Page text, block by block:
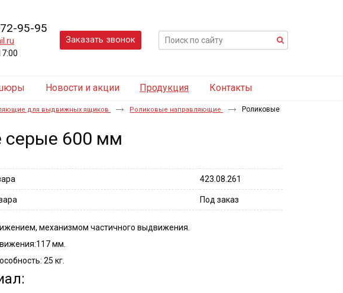
95-95
Заказать звонок
Новости и акции Продукция Контакты
для выдвижных ящиков Роликовые направляющие
Роликовые
600 мм
423.08.261
Под заказ
механизмом частичного выдвижения.
мм.
25 кг.